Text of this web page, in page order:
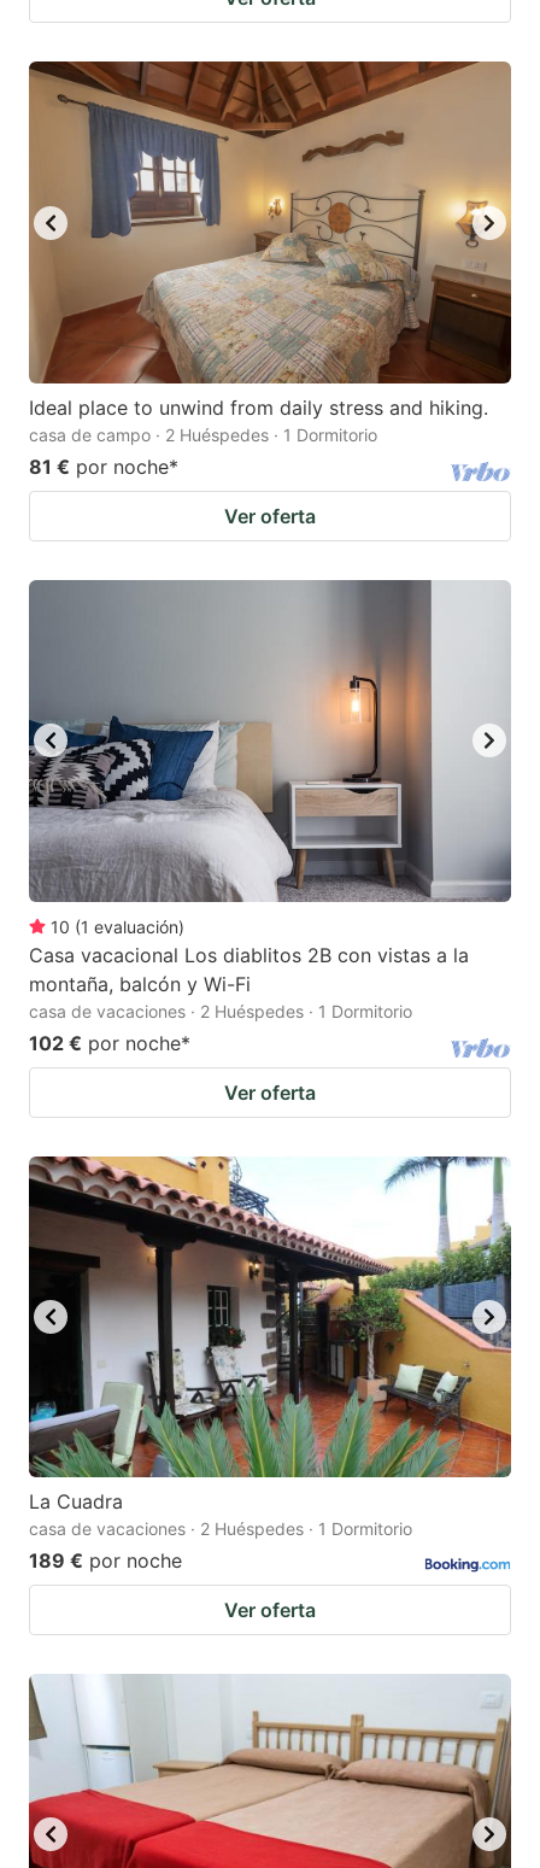
Ideal place to unwind from daily stress and hiking.
casa de campo · 2 Huéspedes · 1 Dormitorio
81 € por noche*
Ver oferta
10 (1 evaluación)
Casa vacacional Los diablitos 2B con vistas a la
montaña, balcón y Wi-Fi
casa de vacaciones · 2 Huéspedes · 1 Dormitorio
102 € por noche*
Ver oferta
La Cuadra
casa de vacaciones · 2 Huéspedes · 1 Dormitorio
189 € por noche
Ver oferta